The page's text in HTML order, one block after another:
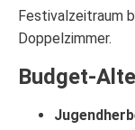
Festivalzeitraum
Doppelzimmer.
Budget-